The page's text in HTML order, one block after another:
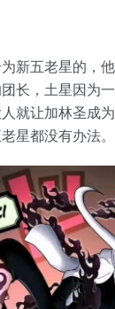
新五老星的，
长，土星因为
就让加林圣成
星都没有办法。